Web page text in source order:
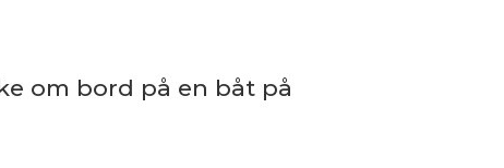
om bord på en båt på